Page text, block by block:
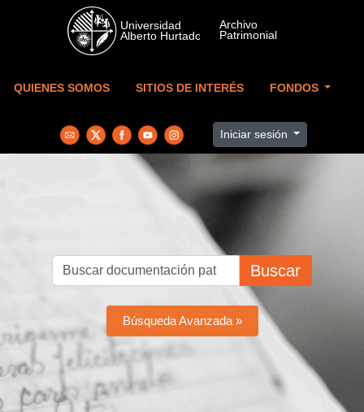
Skip to main content
QUIENES SOMOS SITIOS DE INTERÉS FONDOS
Iniciar sesión
Buscar
Búsqueda Avanzada »